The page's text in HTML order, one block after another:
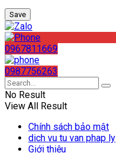
0967811669
0987756263
No Result
View All Result
Chính sách bảo mật
dich vu tu van phap ly
Giới thiệu